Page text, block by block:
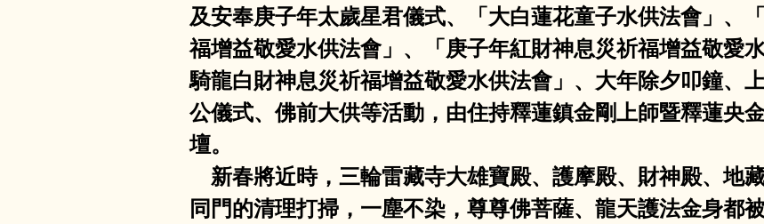
及安奉庚子年太歲星君儀式、「大白蓮花童子水供法會」、
福增益敬愛水供法會」、「庚子年紅財神息災祈福增益敬愛
騎龍白財神息災祈福增益敬愛水供法會」、大年除夕叩鐘、
公儀式、佛前大供等活動，由住持釋蓮鎮金剛上師暨釋蓮央
壇。
新春將近時，三輪雷藏寺大雄寶殿、護摩殿、財神殿、地
同門的清理打掃，一塵不染，尊尊佛菩薩、龍天護法金身都